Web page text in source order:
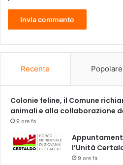
i
v
o
n
Recente Popolare
Colonie feline, il Comune
animali e alla collaborazione
9 ore fa
l’Unità
9 ore fa